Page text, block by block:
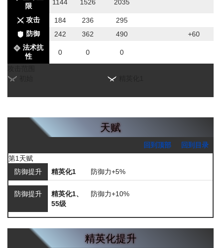
限
1144 1526 2035
攻击 184 236
295
防御
242 362 490
+60
法术抗
性
0 0 0
天赋
回到顶部
回到目录
第1天赋
防御提升
精英化1 防御力+5%
防御提升
精英化1、
55级
防御力+10%
精英化提升